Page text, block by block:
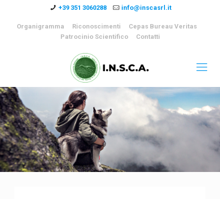
+39 351 3060288 info@inscasrl.it
Organigramma Riconoscimenti
Cepas Bureau Veritas
Patrocinio Scientifico
Contatti